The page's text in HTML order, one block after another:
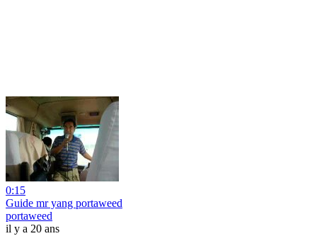
0:15
Guide mr yang portaweed
portaweed
il y a 20 ans